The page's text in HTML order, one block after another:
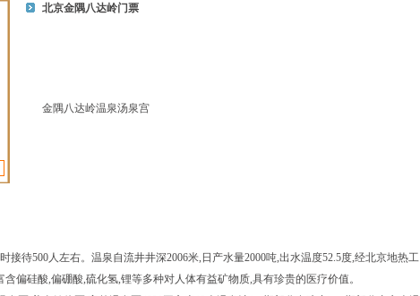
北京金隅八达岭门票
金隅八达岭温泉汤泉宫
接待500人左右。温泉自流井井深2006米,日产水量2000吨,出水温度52.5度,经北京地热工
偏硅酸,偏硼酸,硫化氢,锂等多种对人体有益矿物质,具有珍贵的医疗价值。